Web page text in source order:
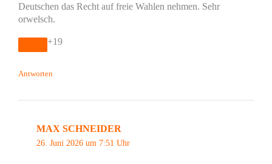
Deutschen das Recht auf freie Wahlen nehmen. Sehr
orwelsch.
+19
Antworten
MAX SCHNEIDER
26. Juni 2026 um 7:51 Uhr